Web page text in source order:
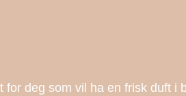
for deg som vil ha en frisk duft i